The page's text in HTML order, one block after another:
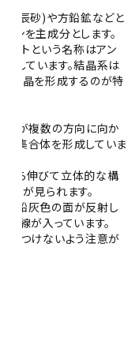
ー(辰砂)や方鉛鉱などと
ンを主成分とします。
ナイトという名称はアン
しています。結晶系は
の結晶を形成するのが特
晶が複数の方向に向か
な集合体を形成していま
から伸びて立体的な構
面が見られます。
と鉛灰色の面が反射し
条線が入っています。
傷つけないよう注意が